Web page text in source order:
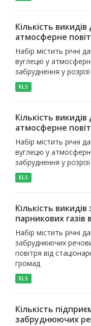
Кількість
атмосферне
Набір містить річні
вуглецю у
забруднення у
XLS
Кількість
атмосферне
Набір містить річні
вуглецю у
забруднення у
XLS
Кількість
парникових
Набір містить річні
забруднюючих
повітря від
громад
XLS
Кількість
забруднюючих